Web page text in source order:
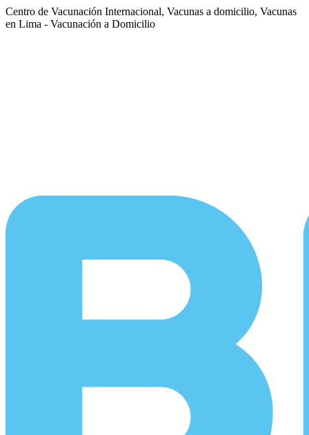
Centro de Vacunación Internacional, Vacunas a domicilio, Vacunas
en Lima - Vacunación a Domicilio